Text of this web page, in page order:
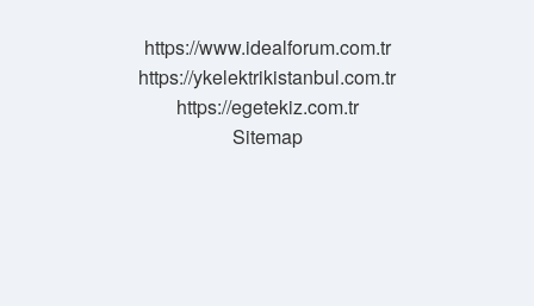
mıdır
?
https://www.idealforum.com.tr
https://ykelektrikistanbul.com.tr
https://egetekiz.com.tr
Sitemap